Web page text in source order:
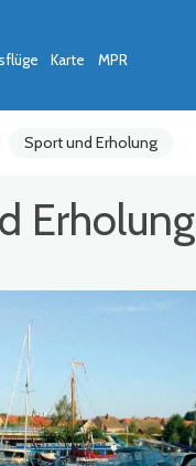
Karte MPR
Sport und Erholung
Erholung